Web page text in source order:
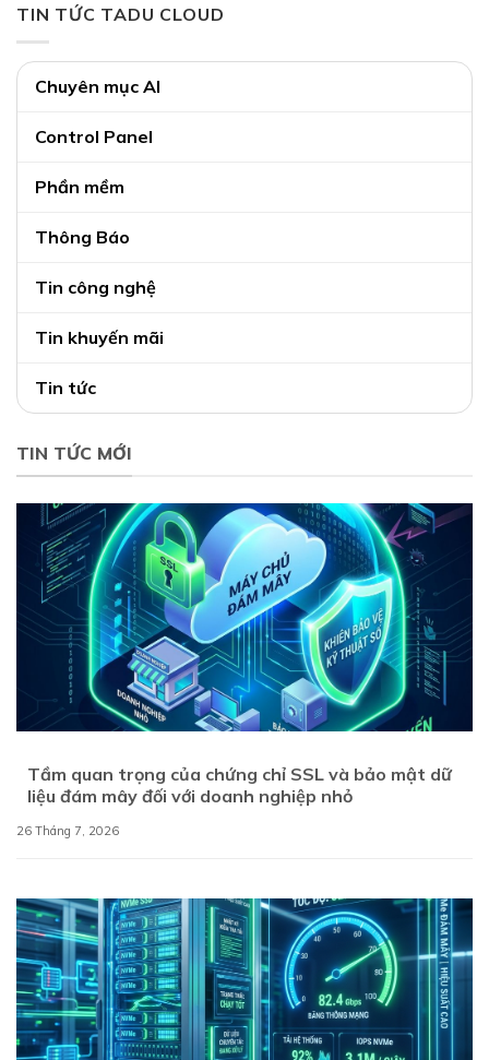
TIN TỨC TADU CLOUD
Chuyên mục AI
Control Panel
Phần mềm
Thông Báo
Tin công nghệ
Tin khuyến mãi
Tin tức
TIN TỨC MỚI
Tầm quan trọng của chứng chỉ SSL và bảo mật dữ
liệu đám mây đối với doanh nghiệp nhỏ
26 Tháng 7, 2026